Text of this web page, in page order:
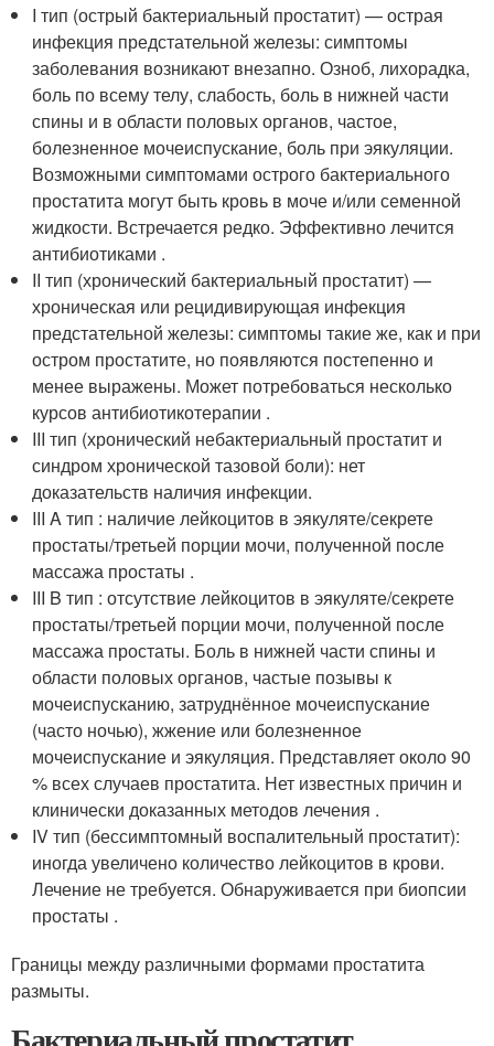
I тип (острый бактериальный простатит) — острая
инфекция предстательной железы: симптомы
заболевания возникают внезапно. Озноб, лихорадка,
боль по всему телу, слабость, боль в нижней части
спины и в области половых органов, частое,
болезненное мочеиспускание, боль при эякуляции.
Возможными симптомами острого бактериального
простатита могут быть кровь в моче и/или семенной
жидкости. Встречается редко. Эффективно лечится
антибиотиками .
II тип (хронический бактериальный простатит) —
хроническая или рецидивирующая инфекция
предстательной железы: симптомы такие же, как и при
остром простатите, но появляются постепенно и
менее выражены. Может потребоваться несколько
курсов антибиотикотерапии .
III тип (хронический небактериальный простатит и
синдром хронической тазовой боли): нет
доказательств наличия инфекции.
III A тип : наличие лейкоцитов в эякуляте/секрете
простаты/третьей порции мочи, полученной после
массажа простаты .
III B тип : отсутствие лейкоцитов в эякуляте/секрете
простаты/третьей порции мочи, полученной после
массажа простаты. Боль в нижней части спины и
области половых органов, частые позывы к
мочеиспусканию, затруднённое мочеиспускание
(часто ночью), жжение или болезненное
мочеиспускание и эякуляция. Представляет около 90
% всех случаев простатита. Нет известных причин и
клинически доказанных методов лечения .
IV тип (бессимптомный воспалительный простатит):
иногда увеличено количество лейкоцитов в крови.
Лечение не требуется. Обнаруживается при биопсии
простаты .
Границы между различными формами простатита
размыты.